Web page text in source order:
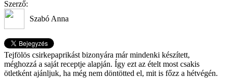
Szerző:
Szabó Anna
Tejfölös csirkepaprikást bizonyára már mindenki készített,
méghozzá a saját receptje alapján. Így ezt az ételt most csakis
ötletként ajánljuk, ha még nem döntötted el, mit is főzz a hétvégén.